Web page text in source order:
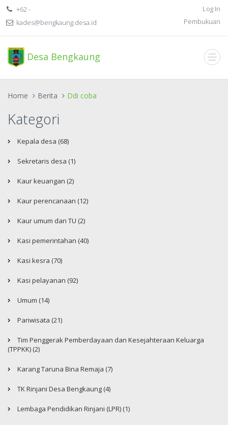
+62 -
kades@bengkaung.desa.id
Log In
Pembukuan
Desa Bengkaung
Home Berita Ddi coba
Kategori
Kepala desa (68)
Sekretaris desa (1)
Kaur keuangan (2)
Kaur perencanaan (12)
Kaur umum dan TU (2)
Kasi pemerintahan (40)
Kasi kesra (70)
Kasi pelayanan (92)
Umum (14)
Pariwisata (21)
Tim Penggerak Pemberdayaan dan Kesejahteraan Keluarga
(TPPKK) (2)
Karang Taruna Bina Remaja (7)
TK Rinjani Desa Bengkaung (4)
Lembaga Pendidikan Rinjani (LPR) (1)